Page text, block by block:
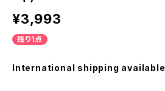
¥3,993
残り1点
International shipping available